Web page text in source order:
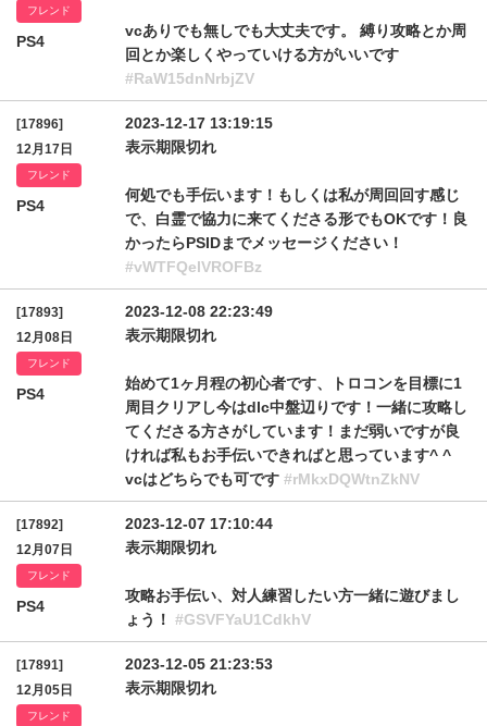
フレンド
PS4
vcありでも無しでも大丈夫です。 縛り攻略とか周
回とか楽しくやっていける方がいいです
#RaW15dnNrbjZV
[17896]
12月17日
フレンド
PS4
2023-12-17 13:19:15
表示期限切れ
何処でも手伝います！もしくは私が周回回す感じ
で、白霊で協力に来てくださる形でもOKです！良
かったらPSIDまでメッセージください！
#vWTFQelVROFBz
[17893]
12月08日
フレンド
PS4
2023-12-08 22:23:49
表示期限切れ
始めて1ヶ月程の初心者です、トロコンを目標に1
周目クリアし今はdlc中盤辺りです！一緒に攻略し
てくださる方さがしています！まだ弱いですが良
ければ私もお手伝いできればと思っています^ ^
vcはどちらでも可です #rMkxDQWtnZkNV
[17892]
12月07日
フレンド
PS4
2023-12-07 17:10:44
表示期限切れ
攻略お手伝い、対人練習したい方一緒に遊びまし
ょう！ #GSVFYaU1CdkhV
[17891]
12月05日
フレンド
2023-12-05 21:23:53
表示期限切れ